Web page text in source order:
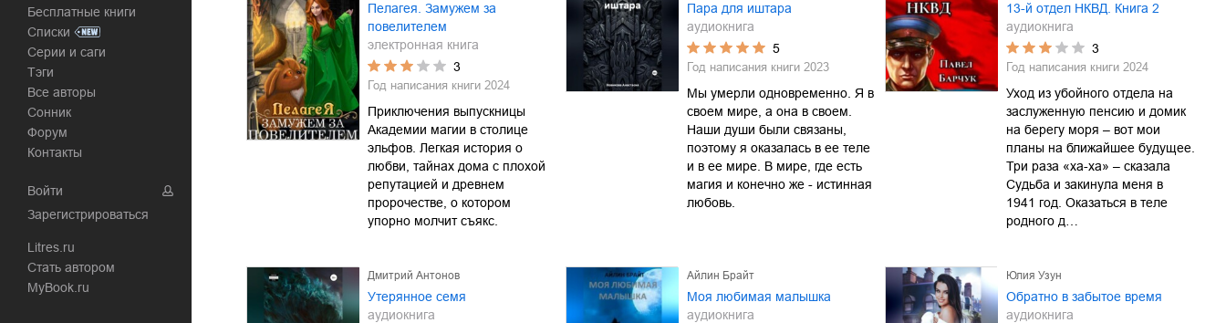
Бесплатные книги
Списки
Серии и саги
Тэги
Все авторы
Сонник
Форум
Контакты
Войти
Зарегистрироваться
Litres.ru
Стать автором
MyBook.ru
Пелагея. Замужем за
повелителем
электронная книга
3
Год написания книги 2024
Приключения выпускницы
Академии магии в столице
эльфов. Легкая история о
любви, тайнах дома с плохой
репутацией и древнем
пророчестве, о котором
упорно молчит съякс.
Пара для иштара
аудиокнига
5
Год написания книги 2023
Мы умерли одновременно. Я в
своем мире, а она в своем.
Наши души были связаны,
поэтому я оказалась в ее теле
и в ее мире. В мире, где есть
магия и конечно же - истинная
любовь.
13-й отдел НКВД. Книга 2
аудиокнига
3
Год написания книги 2024
Уход из убойного отдела на
заслуженную пенсию и домик
на берегу моря – вот мои
планы на ближайшее будущее.
Три раза «ха-ха» – сказала
Судьба и закинула меня в
1941 год. Оказаться в теле
родного д…
Дмитрий Антонов
Утерянное семя
аудиокнига
Айлин Брайт
Моя любимая малышка
аудиокнига
Юлия Узун
Обратно в забытое время
аудиокнига